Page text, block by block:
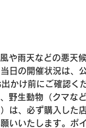
や雨天などの悪天
日の開催状況は、
かけ前にご確認くだ
野生動物（クマな
は、必ず購入した
いいたします。ポ